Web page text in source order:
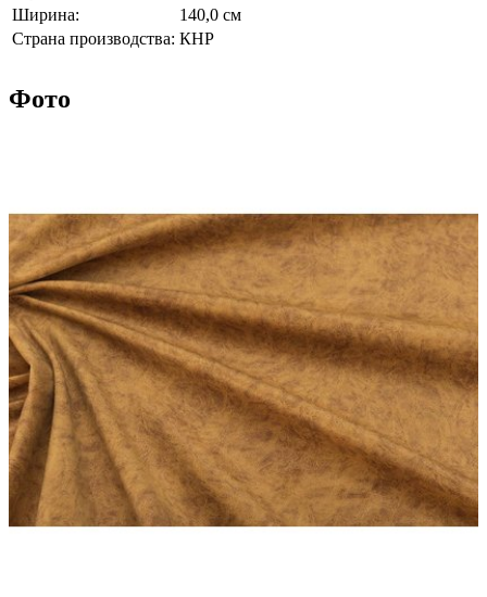
Ширина:
140,0 см
Страна производства: КНР
Фото